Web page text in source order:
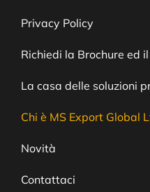
Privacy Policy
Richiedi la Brochure ed
La casa delle soluzioni
Chi è MS Export Global
Novità
Contattaci